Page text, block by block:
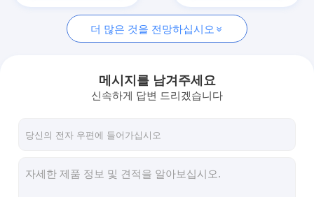
유리 섬유 절연 테이프
열 저항성 절연 테이프
폴리 이미드 필름 접착 테이프
알루미늄 호일 접착 테이프
더 많은 것을 전망하십시오
메시지를 남겨주세요
신속하게 답변 드리겠습니다